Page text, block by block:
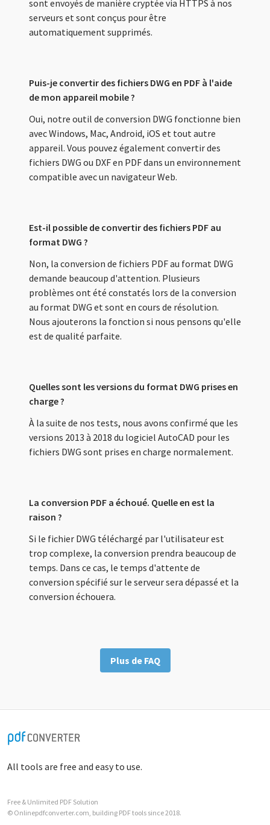
sont envoyés de manière cryptée via HTTPS à nos
serveurs et sont conçus pour être
automatiquement supprimés.
Puis-je convertir des fichiers DWG en PDF à l'aide
de mon appareil mobile ?
Oui, notre outil de conversion DWG fonctionne bien
avec Windows, Mac, Android, iOS et tout autre
appareil. Vous pouvez également convertir des
fichiers DWG ou DXF en PDF dans un environnement
compatible avec un navigateur Web.
Est-il possible de convertir des fichiers PDF au
format DWG ?
Non, la conversion de fichiers PDF au format DWG
demande beaucoup d'attention. Plusieurs
problèmes ont été constatés lors de la conversion
au format DWG et sont en cours de résolution.
Nous ajouterons la fonction si nous pensons qu'elle
est de qualité parfaite.
Quelles sont les versions du format DWG prises en
charge ?
À la suite de nos tests, nous avons confirmé que les
versions 2013 à 2018 du logiciel AutoCAD pour les
fichiers DWG sont prises en charge normalement.
La conversion PDF a échoué. Quelle en est la
raison ?
Si le fichier DWG téléchargé par l'utilisateur est
trop complexe, la conversion prendra beaucoup de
temps. Dans ce cas, le temps d'attente de
conversion spécifié sur le serveur sera dépassé et la
conversion échouera.
Plus de FAQ
All tools are free and easy to use.
Free & Unlimited PDF Solution
© Onlinepdfconverter.com, building PDF tools since 2018.